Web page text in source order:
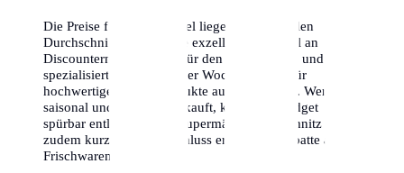
Die Preise für Lebensmittel liegen im nationalen
Durchschnitt. Es gibt eine exzellente Auswahl an
Discountern (Aldi, Lidl) für den Grundbedarf und
spezialisierte Bioläden oder Wochenmärkte für
hochwertige frische Produkte aus der Region. Wer
saisonal und regional einkauft, kann sein Budget
spürbar entlasten. Viele Supermärkte in Chemnitz bieten
zudem kurz vor Ladenschluss erhebliche Rabatte auf
Frischwaren an.